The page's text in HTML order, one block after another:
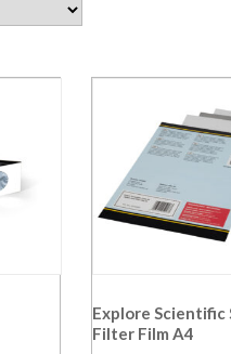
Explore Scientific
Filter Film A4